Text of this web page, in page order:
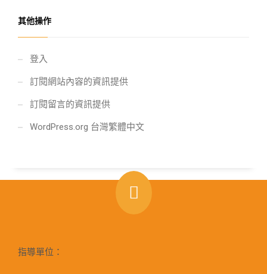
其他操作
登入
訂閱網站內容的資訊提供
訂閱留言的資訊提供
WordPress.org 台灣繁體中文
指導單位：